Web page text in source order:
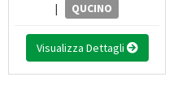
|
QUCINO
Visualizza Dettagli